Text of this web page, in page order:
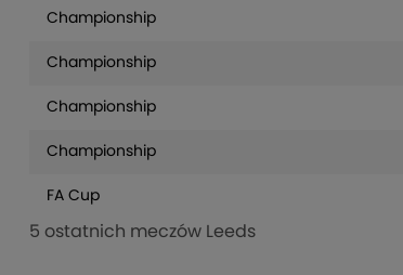
Championship
Championship
Championship
Championship
FA Cup
5 ostatnich meczów Leeds